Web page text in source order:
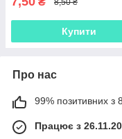
8,50 ₴
Купити
Про нас
99% позитивних з
Працює з